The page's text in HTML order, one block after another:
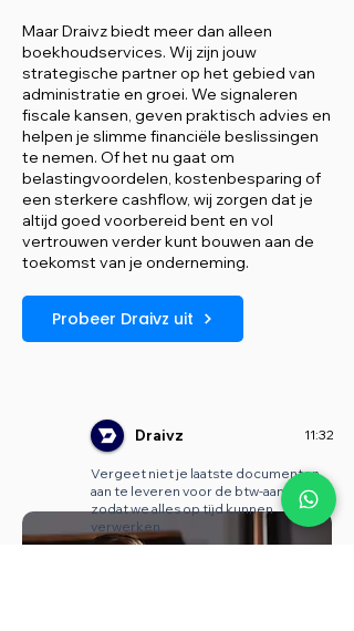
Maar Draivz biedt meer dan alleen
boekhoudservices. Wij zijn jouw
strategische partner op het gebied van
administratie en groei. We signaleren
fiscale kansen, geven praktisch advies en
helpen je slimme financiële beslissingen
te nemen. Of het nu gaat om
belastingvoordelen, kostenbesparing of
een sterkere cashflow, wij zorgen dat je
altijd goed voorbereid bent en vol
vertrouwen verder kunt bouwen aan de
toekomst van je onderneming.
Probeer Draivz uit
Draivz 11:32
Vergeet niet je laatste documenten
aan te leveren voor de btw-aangifte,
zodat we alles op tijd kunnen
verwerken.